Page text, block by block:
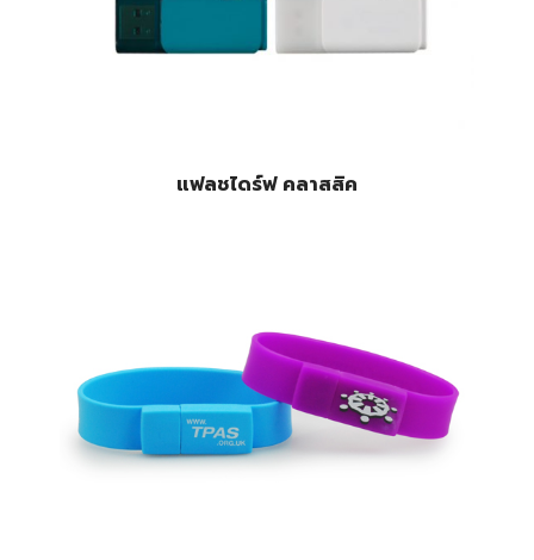
แฟลชไดร์ฟ คลาสสิค